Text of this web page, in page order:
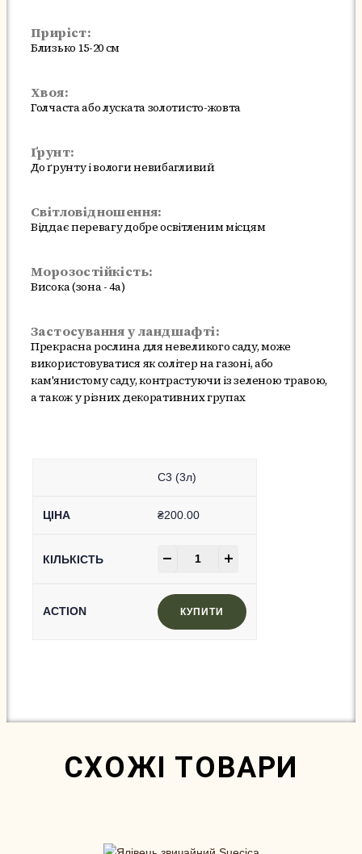
Приріст:
Близько 15-20 см
Хвоя:
Голчаста або луската золотисто-жовта
Ґрунт:
До ґрунту і вологи невибагливий
Світловідношення:
Віддає перевагу добре освітленим місцям
Морозостійкість:
Висока (зона - 4a)
Застосування у ландшафті:
Прекрасна рослина для невеликого саду, може
використовуватися як солітер на газоні, або
кам'янистому саду, контрастуючи із зеленою травою,
а також у різних декоративних групах
C3 (3л)
₴200.00
КУПИТИ
СХОЖІ ТОВАРИ